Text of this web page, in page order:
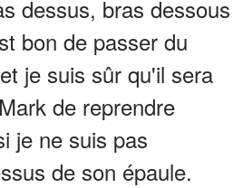
dessus, bras dessous
bon de passer du
je suis sûr qu'il sera
de reprendre
je ne suis pas
de son épaule.